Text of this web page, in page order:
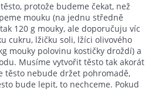
protože budeme čekat, než
mouku (na jednu středně
120 g mouky, ale doporučuju víc
cukru, lžičku soli, lžíci olivového
mouky polovinu kostičky droždí) a
Musíme vytvořit těsto tak akorát
těsto nebude držet pohromadě,
bude lepit, to nechceme. Pokud